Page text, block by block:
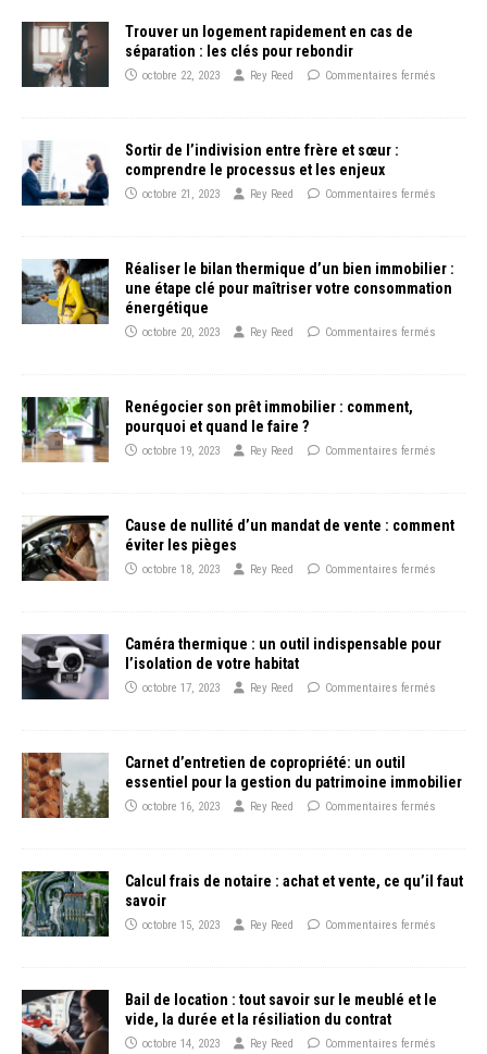
Trouver un logement rapidement en cas de
séparation : les clés pour rebondir
octobre 22, 2023 Rey Reed Commentaires fermés
Sortir de l’indivision entre frère et sœur :
comprendre le processus et les enjeux
octobre 21, 2023 Rey Reed Commentaires fermés
Réaliser le bilan thermique d’un bien immobilier :
une étape clé pour maîtriser votre consommation
énergétique
octobre 20, 2023 Rey Reed Commentaires fermés
Renégocier son prêt immobilier : comment,
pourquoi et quand le faire ?
octobre 19, 2023 Rey Reed Commentaires fermés
Cause de nullité d’un mandat de vente : comment
éviter les pièges
octobre 18, 2023 Rey Reed Commentaires fermés
Caméra thermique : un outil indispensable pour
l’isolation de votre habitat
octobre 17, 2023 Rey Reed Commentaires fermés
Carnet d’entretien de copropriété: un outil
essentiel pour la gestion du patrimoine immobilier
octobre 16, 2023 Rey Reed Commentaires fermés
Calcul frais de notaire : achat et vente, ce qu’il faut
savoir
octobre 15, 2023 Rey Reed Commentaires fermés
Bail de location : tout savoir sur le meublé et le
vide, la durée et la résiliation du contrat
octobre 14, 2023 Rey Reed Commentaires fermés